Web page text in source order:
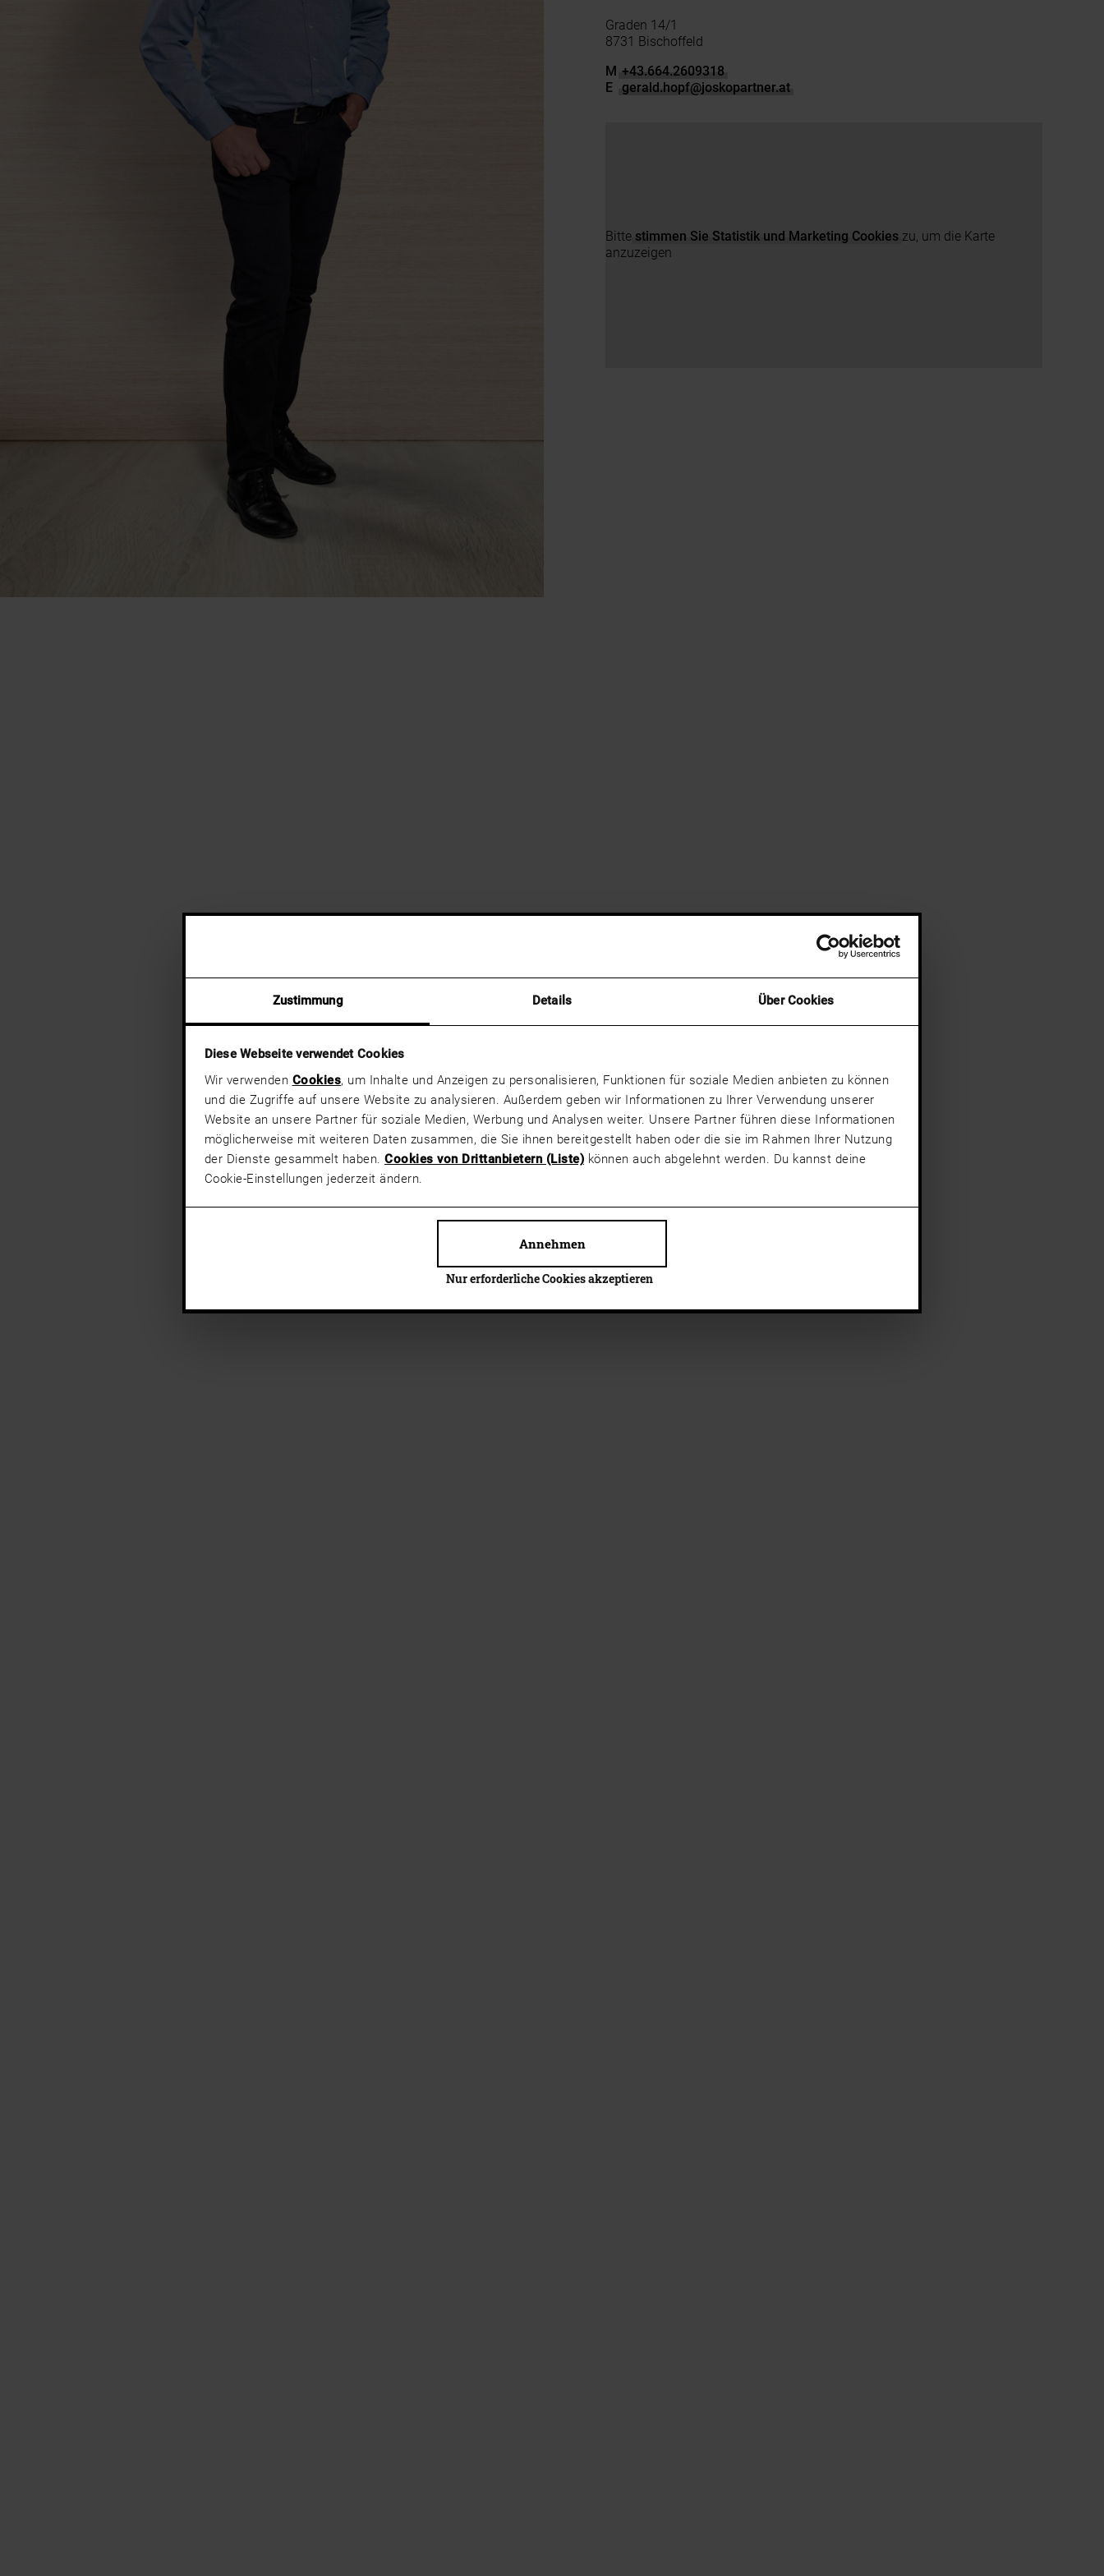
Zustimmung Details Über Cookies
Diese Webseite verwendet Cookies
Wir verwenden Cookies, um Inhalte und Anzeigen zu personalisieren, Funktionen für soziale Medien anbieten zu können
und die Zugriffe auf unsere Website zu analysieren. Außerdem geben wir Informationen zu Ihrer Verwendung unserer
Website an unsere Partner für soziale Medien, Werbung und Analysen weiter. Unsere Partner führen diese Informationen
möglicherweise mit weiteren Daten zusammen, die Sie ihnen bereitgestellt haben oder die sie im Rahmen Ihrer Nutzung
der Dienste gesammelt haben. Cookies von Drittanbietern (Liste) können auch abgelehnt werden. Du kannst deine
Cookie-Einstellungen jederzeit ändern.
Nur erforderliche Cookies akzeptieren
Annehmen
Graden 14/1
8731 Bischoffeld
M +43.664.2609318
E gerald.hopf@joskopartner.at
Bitte stimmen Sie Statistik und Marketing Cookieszu, um die Karte
anzuzeigen